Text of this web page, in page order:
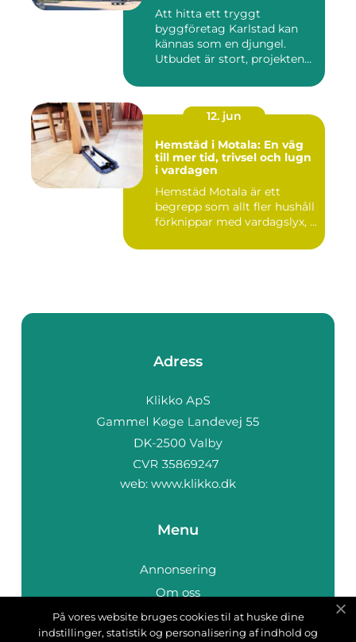
Att hitta ett tryggt
byggföretag Karlstad kan
kännas som en djungel.
Utbudet är stort, projekten
12. jun
Hemstäd i Motala: En väg
till mer tid, trivsel och lugn
i vardagen
Hemstäd Motala är ett
begrepp som allt fler hushåll
förknippar med vardagslyx, ...
Adress
web: www.klikko.dk
Menu
Annonsering
Om oss
Cookies
Kontakta oss
På vores website bruges cookies til at huske dine
indstillinger, statistik og personalisering af indhold og